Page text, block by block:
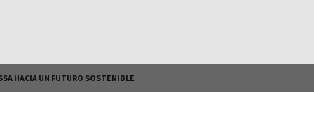
HACIA UN FUTURO SOSTENIBLE